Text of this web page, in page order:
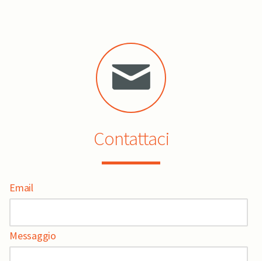
Contattaci
Email
Messaggio